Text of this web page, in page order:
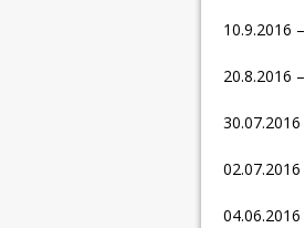
10.9.2016
20.8.2016